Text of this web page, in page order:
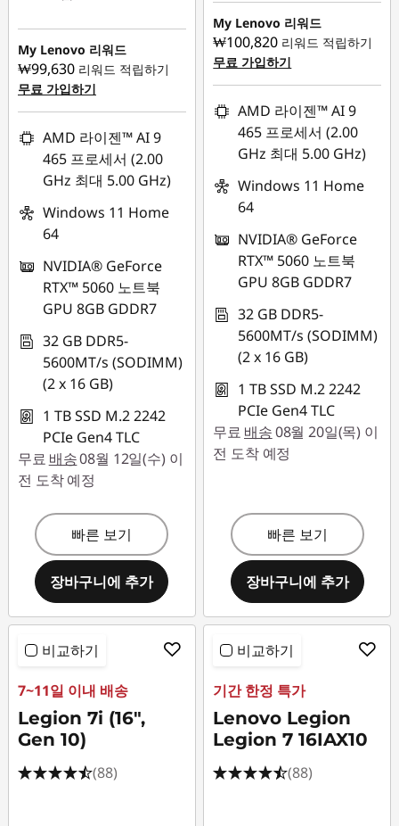
즉시 할인: :-
₩1,042,818
My Lenovo 리워드
₩99,630 리워드 적립하기
무료 가입하기
AMD 라이젠™ AI 9
465 프로세서 (2.00
GHz 최대 5.00 GHz)
Windows 11 Home
64
NVIDIA® GeForce
RTX™ 5060 노트북
GPU 8GB GDDR7
32 GB DDR5-
5600MT/s (SODIMM)
(2 x 16 GB)
1 TB SSD M.2 2242
PCIe Gen4 TLC
무료 배송08월 12일(수) 이
전 도착 예정
빠른 보기
장바구니에 추가
₩1,311,093
My Lenovo 리워드
₩100,820 리워드 적립하기
무료 가입하기
AMD 라이젠™ AI 9
465 프로세서 (2.00
GHz 최대 5.00 GHz)
Windows 11 Home
64
NVIDIA® GeForce
RTX™ 5060 노트북
GPU 8GB GDDR7
32 GB DDR5-
5600MT/s (SODIMM)
(2 x 16 GB)
1 TB SSD M.2 2242
PCIe Gen4 TLC
무료 배송08월 20일(목) 이
전 도착 예정
빠른 보기
장바구니에 추가
비교하기
7~11일 이내 배송
Legion 7i (16",
Gen 10)
(88)
비교하기
기간 한정 특가
Lenovo Legion
Legion 7 16IAX10
(88)